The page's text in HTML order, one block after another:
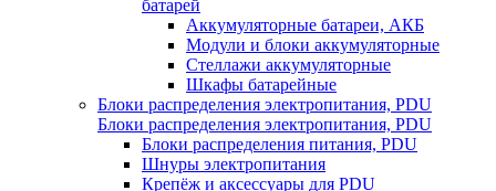
батарей
Аккумуляторные батареи, АКБ
Модули и блоки аккумуляторные
Стеллажи аккумуляторные
Шкафы батарейные
Блоки распределения электропитания, PDU
Блоки распределения электропитания, PDU
Блоки распределения питания, PDU
Шнуры электропитания
Крепёж и аксессуары для PDU